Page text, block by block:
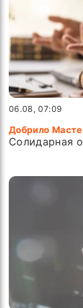
06.08, 07:09
Добрило
Солидарная